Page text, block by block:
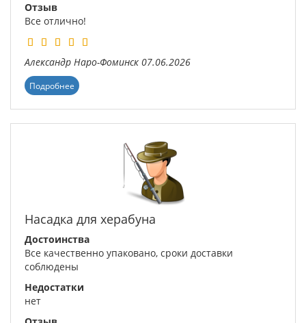
Отзыв
Все отлично!
Александр Наро-Фоминск 07.06.2026
Подробнее
Насадка для херабуна
Достоинства
Все качественно упаковано, сроки доставки
соблюдены
Недостатки
нет